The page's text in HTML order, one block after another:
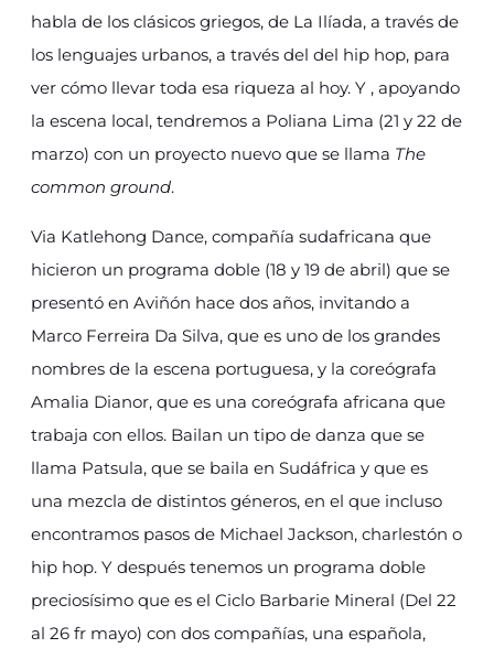
habla de los clásicos griegos, de La Ilíada, a través de
los lenguajes urbanos, a través del del hip hop, para
ver cómo llevar toda esa riqueza al hoy. Y , apoyando
la escena local, tendremos a Poliana Lima (21 y 22 de
marzo) con un proyecto nuevo que se llama The
common ground.
Via Katlehong Dance, compañía sudafricana que
hicieron un programa doble (18 y 19 de abril) que se
presentó en Aviñón hace dos años, invitando a
Marco Ferreira Da Silva, que es uno de los grandes
nombres de la escena portuguesa, y la coreógrafa
Amalia Dianor, que es una coreógrafa africana que
trabaja con ellos. Bailan un tipo de danza que se
llama Patsula, que se baila en Sudáfrica y que es
una mezcla de distintos géneros, en el que incluso
encontramos pasos de Michael Jackson, charlestón o
hip hop. Y después tenemos un programa doble
preciosísimo que es el Ciclo Barbarie Mineral (Del 22
al 26 fr mayo) con dos compañías, una española,